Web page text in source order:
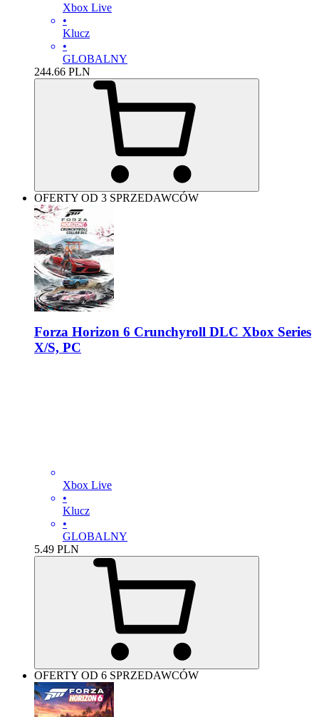
Xbox Live
•
Klucz
•
GLOBALNY
244.66 PLN
OFERTY OD 3 SPRZEDAWCÓW
Forza Horizon 6 Crunchyroll DLC Xbox Series
X/S, PC
Xbox Live
•
Klucz
•
GLOBALNY
5.49 PLN
OFERTY OD 6 SPRZEDAWCÓW